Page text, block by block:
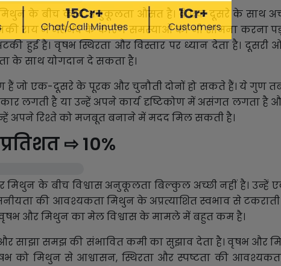
के बीच कार्य अनुकूलता औसत है। वे एक दूसरे के साथ
राय में मतभेद के कारण समस्याओं का भी सामना करना
है। वृषभ स्थिरता और विस्तार पर ध्यान देता है। दूसरी
के साथ योगदान दे सकता है।
जो एक-दूसरे के पूरक और चुनौती दोनों हो सकते हैं। ये गुण
लगती है या उन्हें अपने कार्य दृष्टिकोण में असंगत लगता है
अपने रिश्ते को मजबूत बनाने में मदद मिल सकती है।
⇨ 10%
के बीच विश्वास अनुकूलता बिल्कुल अच्छी नहीं है। उन्हें
की आवश्यकता मिथुन के अप्रत्याशित स्वभाव से टकराती
और मिथुन का मेल विश्वास के मामले में बहुत कम है।
साझा समझ की संभावित कमी का सुझाव देता है। वृषभ और
को मिथुन से आश्वासन, स्थिरता और स्पष्टता की